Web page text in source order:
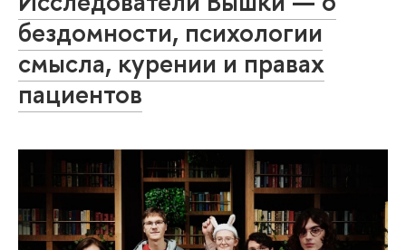
бездомности, психологии
смысла, курении и правах
пациентов